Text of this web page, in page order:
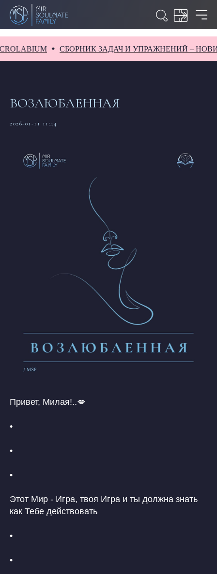
СБОРНИК ЗАДАЧ И УПРАЖНЕНИЙ – НОВИНКА В
ВОЗЛЮБЛЕННАЯ
2026-01-11 11:44
Привет, Милая!..💋
•
•
•
Этот Мир - Игра, твоя Игра и ты должна знать
как Тебе действовать
•
•